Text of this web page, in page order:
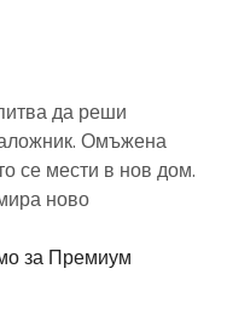
да реши
Омъжена
се мести в нов дом.
ново
за Премиум